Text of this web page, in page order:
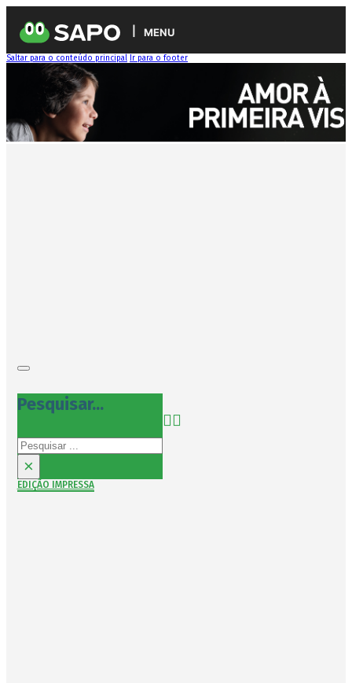
MENU
Saltar para o conteúdo principal Ir para o footer
Pesquisar...
Pesquisar
×
EDIÇÃO IMPRESSA